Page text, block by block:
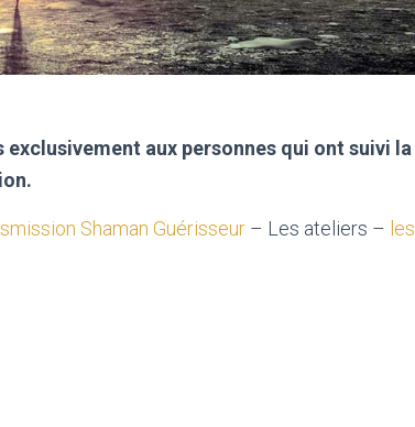
exclusivement aux personnes qui ont suivi la
Shaman Guérisseur – Les ateliers – les